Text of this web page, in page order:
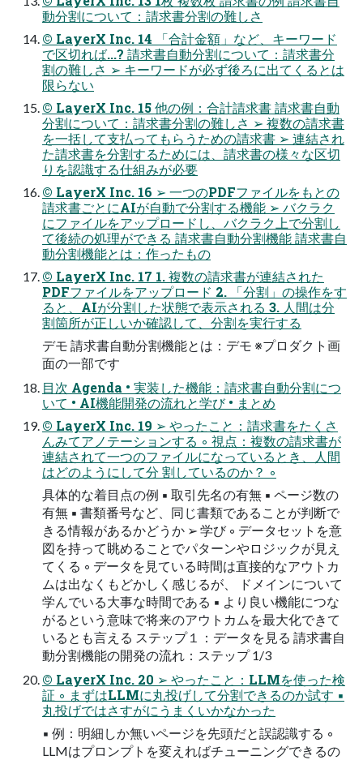
動分割について：請求書分割の難しさ
© LayerX Inc. 14 「合計⾦額」など、キーワード
で区切れば...? 請求書⾃動分割について：請求書分
割の難しさ ➢ キーワードが必ず後ろに出てくるとは
限らない
© LayerX Inc. 15 他の例：合計請求書 請求書⾃動
分割について：請求書分割の難しさ ➢ 複数の請求書
を⼀括して⽀払ってもらうための請求書 ➢ 連結され
た請求書を分割するためには、請求書の様々な区切
りを認識する仕組みが必要
© LayerX Inc. 16 ➢ ⼀つのPDFファイルをもとの
請求書ごとにAIが⾃動で分割する機能 ➢ バクラク
にファイルをアップロードし、バクラク上で分割し
て後続の処理ができる 請求書⾃動分割機能 請求書⾃
動分割機能とは：作ったもの
© LayerX Inc. 17 1. 複数の請求書が連結された
PDFファイルをアップロード 2. 「分割」の操作をす
ると、AIが分割した状態で表⽰される 3. ⼈間は分
割箇所が正しいか確認して、分割を実⾏する
デモ 請求書⾃動分割機能とは：デモ ※プロダクト画
⾯の⼀部です
⽬次 Agenda • 実装した機能：請求書⾃動分割につ
いて • AI機能開発の流れと学び • まとめ
© LayerX Inc. 19 ➢ やったこと：請求書をたくさ
んみてアノテーションする ◦ 視点：複数の請求書が
連結されて⼀つのファイルになっているとき、⼈間
はどのようにして分 割しているのか？ ◦
具体的な着⽬点の例 ▪ 取引先名の有無 ▪ ページ数の
有無 ▪ 書類番号など、同じ書類であることが判断で
きる情報があるかどうか ➢ 学び ◦ データセットを意
図を持って眺めることでパターンやロジックが⾒え
てくる ◦ データを⾒ている時間は直接的なアウトカ
ムは出なくもどかしく感じるが、 ドメインについて
学んでいる⼤事な時間である ▪ より良い機能につな
がるという意味で将来のアウトカムを最⼤化できて
いるとも⾔える ステップ１：データを⾒る 請求書⾃
動分割機能の開発の流れ：ステップ 1/3
© LayerX Inc. 20 ➢ やったこと：LLMを使った検
証 ◦ まずはLLMに丸投げして分割できるのか試す ▪
丸投げではさすがにうまくいかなかった
▪ 例：明細しか無いページを先頭だと誤認識する ◦
LLMはプロンプトを変えればチューニングできるの